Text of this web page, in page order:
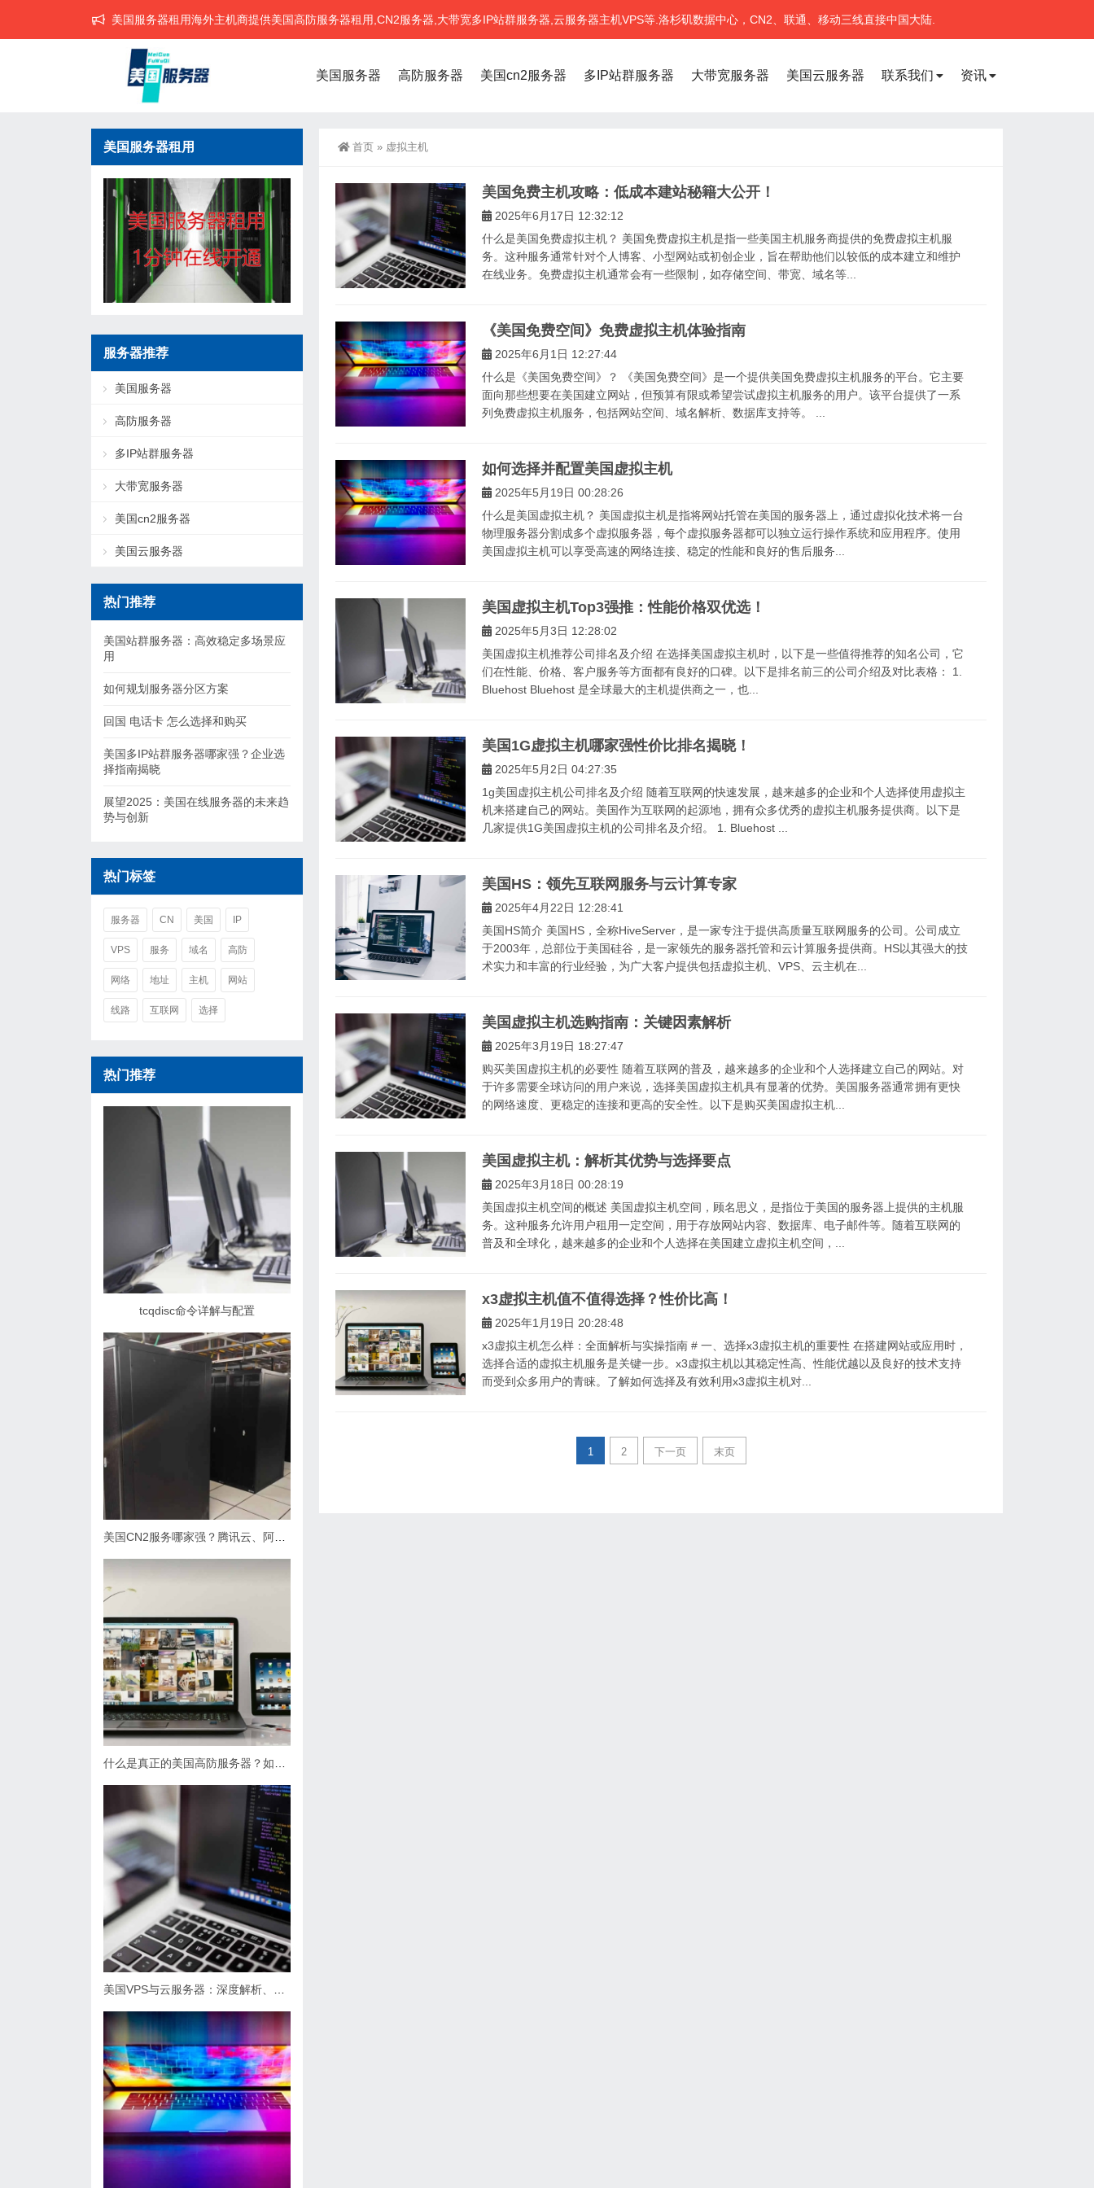
美国服务器租用海外主机商提供美国高防服务器租用,CN2服务器,大带宽多IP站群服务器,云服务器主机VPS等.洛杉矶数据中心，CN2、联通、移动三线直接中国大陆.
美国服务器 高防服务器 美国cn2服务器 多IP站群服务器 大带宽服务器 美国云服务器 联系我们 资讯
首页 » 虚拟主机
美国免费主机攻略：低成本建站秘籍大公开！
2025年6月17日 12:32:12
什么是美国免费虚拟主机？ 美国免费虚拟主机是指一些美国主机服务商提供的免费虚拟主机服
务。这种服务通常针对个人博客、小型网站或初创企业，旨在帮助他们以较低的成本建立和维护
在线业务。免费虚拟主机通常会有一些限制，如存储空间、带宽、域名等...
《美国免费空间》免费虚拟主机体验指南
2025年6月1日 12:27:44
什么是《美国免费空间》？ 《美国免费空间》是一个提供美国免费虚拟主机服务的平台。它主要
面向那些想要在美国建立网站，但预算有限或希望尝试虚拟主机服务的用户。该平台提供了一系
列免费虚拟主机服务，包括网站空间、域名解析、数据库支持等。 ...
如何选择并配置美国虚拟主机
2025年5月19日 00:28:26
什么是美国虚拟主机？ 美国虚拟主机是指将网站托管在美国的服务器上，通过虚拟化技术将一台
物理服务器分割成多个虚拟服务器，每个虚拟服务器都可以独立运行操作系统和应用程序。使用
美国虚拟主机可以享受高速的网络连接、稳定的性能和良好的售后服务...
美国虚拟主机Top3强推：性能价格双优选！
2025年5月3日 12:28:02
美国虚拟主机推荐公司排名及介绍 在选择美国虚拟主机时，以下是一些值得推荐的知名公司，它
们在性能、价格、客户服务等方面都有良好的口碑。以下是排名前三的公司介绍及对比表格： 1.
Bluehost Bluehost 是全球最大的主机提供商之一，也...
美国1G虚拟主机哪家强性价比排名揭晓！
2025年5月2日 04:27:35
1g美国虚拟主机公司排名及介绍 随着互联网的快速发展，越来越多的企业和个人选择使用虚拟主
机来搭建自己的网站。美国作为互联网的起源地，拥有众多优秀的虚拟主机服务提供商。以下是
几家提供1G美国虚拟主机的公司排名及介绍。 1. Bluehost ...
美国HS：领先互联网服务与云计算专家
2025年4月22日 12:28:41
美国HS简介 美国HS，全称HiveServer，是一家专注于提供高质量互联网服务的公司。公司成立
于2003年，总部位于美国硅谷，是一家领先的服务器托管和云计算服务提供商。HS以其强大的技
术实力和丰富的行业经验，为广大客户提供包括虚拟主机、VPS、云主机在...
美国虚拟主机选购指南：关键因素解析
2025年3月19日 18:27:47
购买美国虚拟主机的必要性 随着互联网的普及，越来越多的企业和个人选择建立自己的网站。对
于许多需要全球访问的用户来说，选择美国虚拟主机具有显著的优势。美国服务器通常拥有更快
的网络速度、更稳定的连接和更高的安全性。以下是购买美国虚拟主机...
美国虚拟主机：解析其优势与选择要点
2025年3月18日 00:28:19
美国虚拟主机空间的概述 美国虚拟主机空间，顾名思义，是指位于美国的服务器上提供的主机服
务。这种服务允许用户租用一定空间，用于存放网站内容、数据库、电子邮件等。随着互联网的
普及和全球化，越来越多的企业和个人选择在美国建立虚拟主机空间，...
x3虚拟主机值不值得选择？性价比高！
2025年1月19日 20:28:48
x3虚拟主机怎么样：全面解析与实操指南 # 一、选择x3虚拟主机的重要性 在搭建网站或应用时，
选择合适的虚拟主机服务是关键一步。x3虚拟主机以其稳定性高、性能优越以及良好的技术支持
而受到众多用户的青睐。了解如何选择及有效利用x3虚拟主机对...
1 2 下一页 末页
美国服务器租用
服务器推荐
美国服务器
高防服务器
多IP站群服务器
大带宽服务器
美国cn2服务器
美国云服务器
热门推荐
美国站群服务器：高效稳定多场景应
用
如何规划服务器分区方案
回国 电话卡 怎么选择和购买
美国多IP站群服务器哪家强？企业选
择指南揭晓
展望2025：美国在线服务器的未来趋
势与创新
热门标签
服务器 CN 美国 IP
VPS 服务 域名 高防
网络 地址 主机 网站
线路 互联网 选择
热门推荐
tcqdisc命令详解与配置
美国CN2服务哪家强？腾讯云、阿里云等五大服务商对比解析
什么是真正的美国高防服务器？如何确保其防护性能？
美国VPS与云服务器：深度解析、关键差异及最佳实践选择